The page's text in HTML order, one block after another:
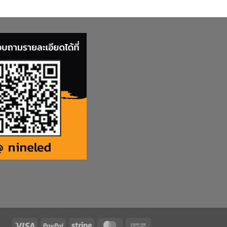
Visa PayPal Stripe MasterCard